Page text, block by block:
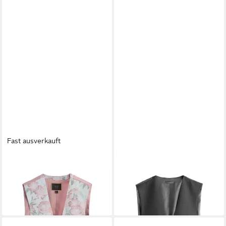
Fast ausverkauft
besondere Anlässe (1-tlg)
72,00 €
Weste (1-tlg)
43,00 €